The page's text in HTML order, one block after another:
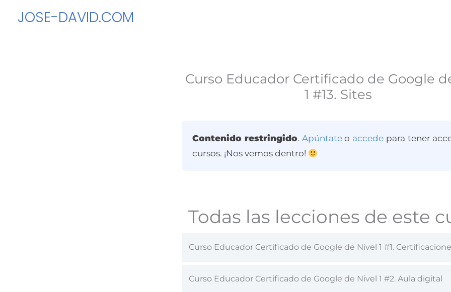
JOSE-DAVID.COM
Curso Educador Certificado de Google
1 #13. Sites
Contenido restringido. Apúntateo accede para tener
cursos. ¡Nos vemos dentro!
Todas las lecciones de este
Curso Educador Certificado de Google de Nivel 1 #1.
Curso Educador Certificado de Google de Nivel 1 #2. Aula digital